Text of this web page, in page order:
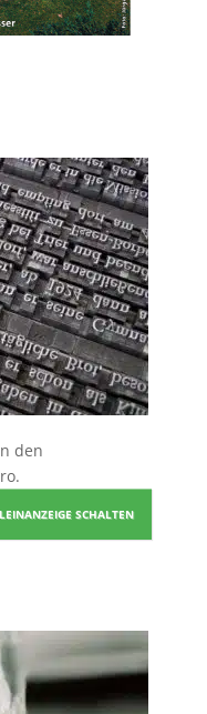
den
SCHALTEN